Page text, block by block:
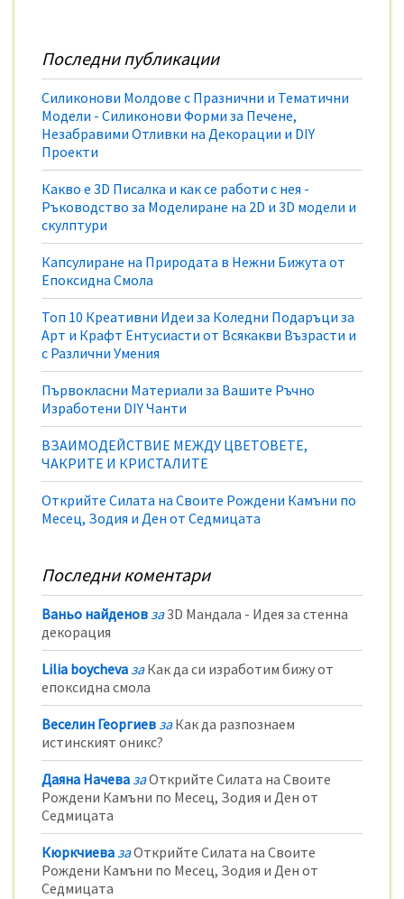
Последни публикации
Силиконови Молдове с Празнични и Тематични
Модели - Силиконови Форми за Печене,
Незабравими Отливки на Декорации и DIY
Проекти
Какво е 3D Писалка и как се работи с нея -
Ръководство за Моделиране на 2D и 3D модели и
скулптури
Капсулиране на Природата в Нежни Бижута от
Епоксидна Смола
Топ 10 Креативни Идеи за Коледни Подаръци за
Арт и Крафт Ентусиасти от Всякакви Възрасти и
с Различни Умения
Първокласни Материали за Вашите Ръчно
Изработени DIY Чанти
ВЗАИМОДЕЙСТВИЕ МЕЖДУ ЦВЕТОВЕТЕ,
ЧАКРИТЕ И КРИСТАЛИТЕ
Открийте Силата на Своите Рождени Камъни по
Месец, Зодия и Ден от Седмицата
Последни коментари
Ваньо найденов за3D Мандала - Идея за стенна
декорация
Lilia boycheva за Как да си изработим бижу от
епоксидна смола
Веселин Георгиев за Как да разпознаем
истинският оникс?
Даяна Начева заОткрийте Силата на Своите
Рождени Камъни по Месец, Зодия и Ден от
Седмицата
Кюркчиева заОткрийте Силата на Своите
Рождени Камъни по Месец, Зодия и Ден от
Седмицата